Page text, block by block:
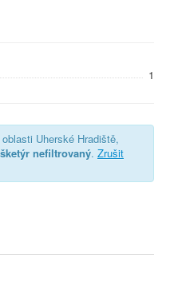
1
Uherské Hradiště,
nefiltrovaný. Zrušit